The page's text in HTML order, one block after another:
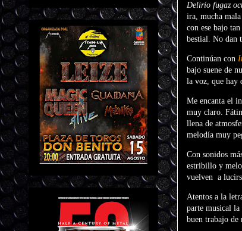
Delirio fugaz
ira, mucha
con ese bajo
bestial. No dan
Continúan con
bajo suene de
la voz, que hay
Me encanta el
muy claro.
llena de
melodía muy
Con sonidos
estribillo y
vuelven a
Atentos a la
parte musical
buen trabajo de